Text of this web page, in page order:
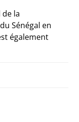
la
Sénégal en
également